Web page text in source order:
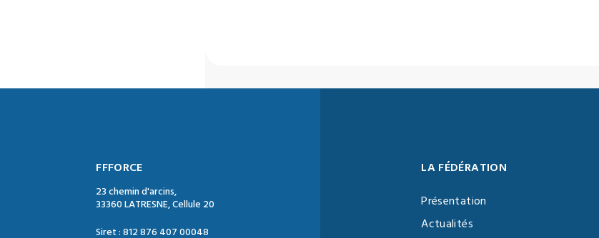
FFFORCE
23 chemin d'arcins,
33360 LATRESNE, Cellule 20
Siret : 812 876 407 00048
LA FÉDÉRATION
Présentation
Actualités